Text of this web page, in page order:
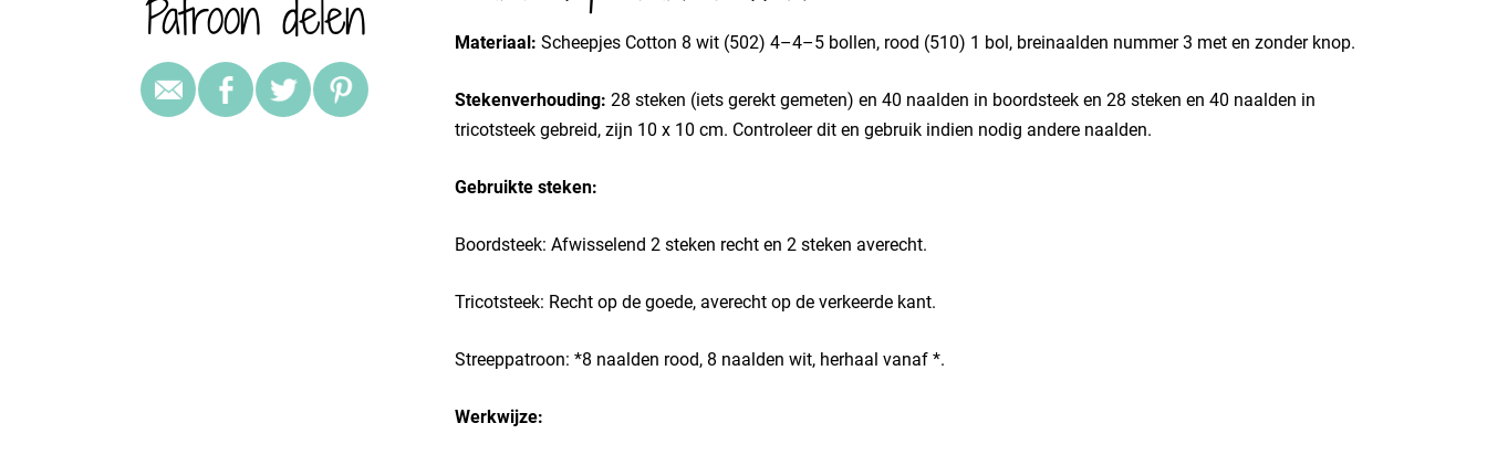
Patroon delen Materiaal: Scheepjes Cotton 8 wit (502) 4–4–5 bollen, rood (510) 1 bol, breinaalden nummer 3 met en zonder knop.
Stekenverhouding: 28 steken (iets gerekt gemeten) en 40 naalden in boordsteek en 28 steken en 40 naalden in
tricotsteek gebreid, zijn 10 x 10 cm. Controleer dit en gebruik indien nodig andere naalden.
Gebruikte steken:
Boordsteek: Afwisselend 2 steken recht en 2 steken averecht.
Tricotsteek: Recht op de goede, averecht op de verkeerde kant.
Streeppatroon: *8 naalden rood, 8 naalden wit, herhaal vanaf *.
Werkwijze: